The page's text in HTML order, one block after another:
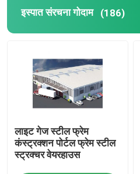
इस्पात संरचना गोदाम (186)
लाइट गेज स्टील फ्रेम
कंस्ट्रक्शन पोर्टल फ्रेम स्टील
स्ट्रक्चर वेयरहाउस